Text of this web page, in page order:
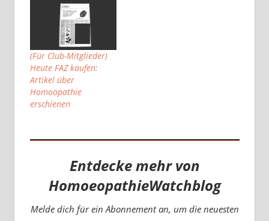
Interview, vor der
Kamera und am
Mikrofon" auf. Mit
einem vorgegebenen
Anti-Homöopathie-
Drehbuch, aber der
öffentlichen Pseudo-
Botschaft "Wir vom
NDR machen pro-
unvoreingenommene
Schein vorgegaukelt
(Für Club-Mitglieder)
Heute FAZ kaufen:
Artikel über
Homoöpathie
erschienen
Entdecke mehr von
HomoeopathieWatchblog
Melde dich für ein Abonnement an, um die neuesten